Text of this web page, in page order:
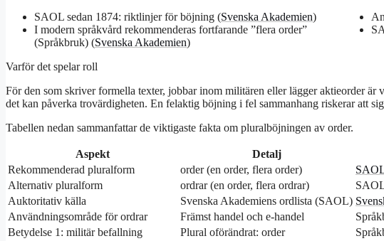
SAOL sedan 1874: riktlinjer för böjning (Svenska Akademien)
I modern språkvård rekommenderas fortfarande ”flera order”
(Språkbruk) (Svenska Akademien)
Varför det spelar roll
För den som skriver formella texter, jobbar inom militären eller lägger aktieorder är
det kan påverka trovärdigheten. En felaktig böjning i fel sammanhang riskerar att
Tabellen nedan sammanfattar de viktigaste fakta om pluralböjningen av order.
Aspekt Detalj
Rekommenderad pluralform
order (en order, flera order)
Alternativ pluralform
ordrar (en order, flera ordrar)
Auktoritativ källa
Svenska Akademiens ordlista (SAOL)
Användningsområde för ordrar
Främst handel och e-handel
Betydelse 1: militär befallning
Plural oförändrat: order